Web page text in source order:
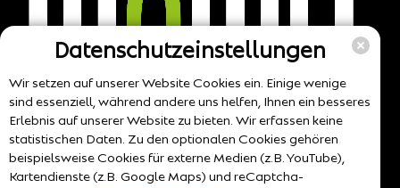
Datenschutzeinstellungen
Wir setzen auf unserer Website Cookies ein. Einige wenige
sind essenziell, während andere uns helfen, Ihnen ein besseres
Erlebnis auf unserer Website zu bieten. Wir erfassen keine
statistischen Daten. Zu den optionalen Cookies gehören
beispielsweise Cookies für externe Medien (z.B. YouTube),
Kartendienste (z.B. Google Maps) und reCaptcha-